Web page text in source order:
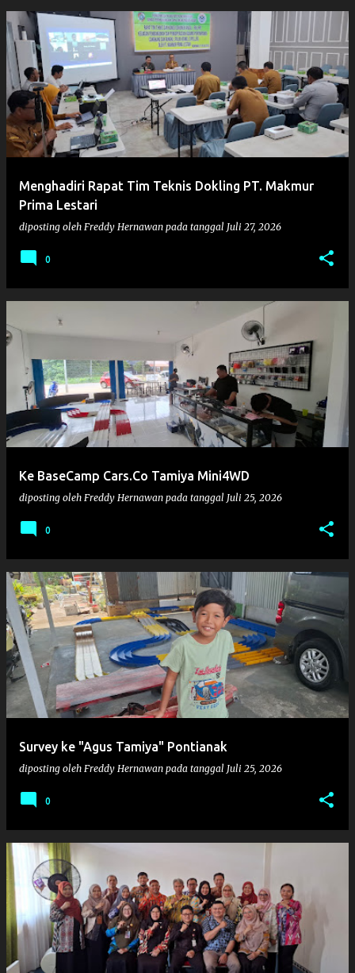
Menghadiri Rapat Tim Teknis Dokling PT. Makmur
Prima Lestari
diposting oleh Freddy Hernawan pada tanggal Juli 27, 2026
0
Ke BaseCamp Cars.Co Tamiya Mini4WD
diposting oleh Freddy Hernawan pada tanggal Juli 25, 2026
0
Survey ke "Agus Tamiya" Pontianak
diposting oleh Freddy Hernawan pada tanggal Juli 25, 2026
0